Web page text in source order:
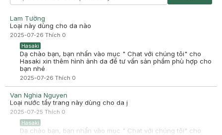
lại nhiều lần!
Lam Tường
Loại này dùng cho da nào
2025-07-26 Thích 0
Hasaki
Dạ chào bạn, bạn nhấn vào mục " Chat với chúng tôi" cho
Hasaki xin thêm hình ảnh da để tư vấn sản phẩm phù hợp cho
bạn nhé
2025-07-26 Thích 0
Van Nghia Nguyen
Loại nước tẩy trang này dùng cho da j
2025-07-25 Thích 0
Hasaki
Dạ chào bạn, bạn nhấn vào mục " Chat với chúng tôi" cho